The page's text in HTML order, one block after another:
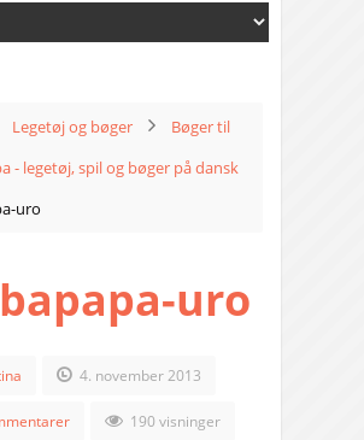
Legetøj og bøger
Bøger til
- legetøj, spil og bøger på dansk
uro
uro
4. november 2013
190 visninger